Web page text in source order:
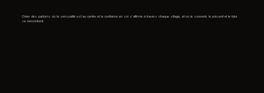
Créer des parfums où la sensualité est au centre et la confiance en soi s’affirme à travers chaque sillage, et où le souvenir, le présent et le futur
se rencontrent.